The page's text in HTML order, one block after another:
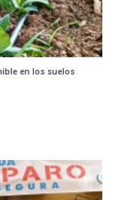
en los suelos